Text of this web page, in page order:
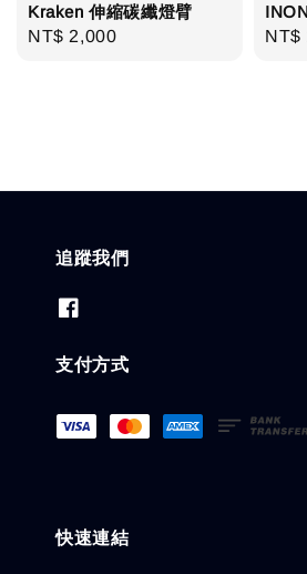
Kraken 伸縮碳纖燈臂
Regular
NT$ 2,000 NT$
追蹤我們
支付方式
快速連結